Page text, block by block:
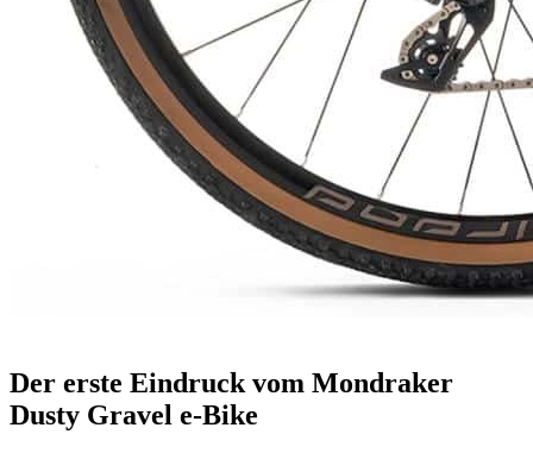
Der erste Eindruck vom Mondraker
Dusty Gravel e-Bike